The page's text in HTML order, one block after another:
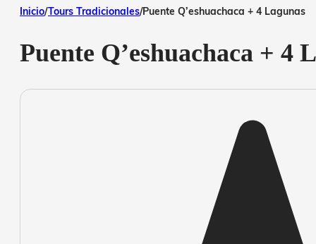
Inicio/Tours Tradicionales/Puente Q’eshuachaca + 4 Lagunas
Puente Q’eshuachaca + 4